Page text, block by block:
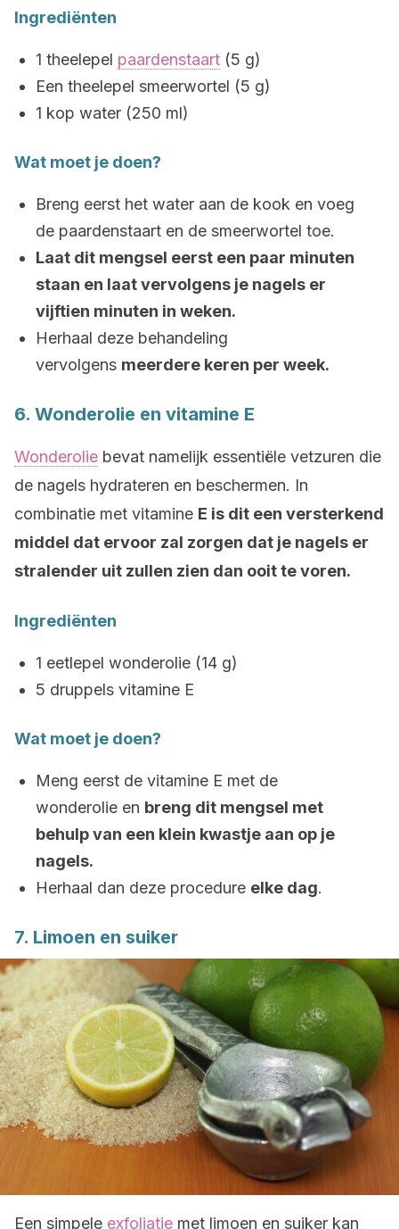
Ingrediënten
1 theelepel paardenstaart (5 g)
Een theelepel smeerwortel (5 g)
1 kop water (250 ml)
Wat moet je doen?
Breng eerst het water aan de kook en voeg
de paardenstaart en de smeerwortel toe.
Laat dit mengsel eerst een paar minuten
staan en laat vervolgens je nagels er
vijftien minuten in weken.
Herhaal deze behandeling
vervolgens meerdere keren per week.
6. Wonderolie en vitamine E
Wonderolie bevat namelijk essentiële vetzuren die
de nagels hydrateren en beschermen. In
combinatie met vitamine E is dit een versterkend
middel dat ervoor zal zorgen dat je nagels er
stralender uit zullen zien dan ooit te voren.
Ingrediënten
1 eetlepel wonderolie (14 g)
5 druppels vitamine E
Wat moet je doen?
Meng eerst de vitamine E met de
wonderolie en breng dit mengsel met
behulp van een klein kwastje aan op je
nagels.
Herhaal dan deze procedure elke dag.
7. Limoen en suiker
Een simpele exfoliatie met limoen en suiker kan